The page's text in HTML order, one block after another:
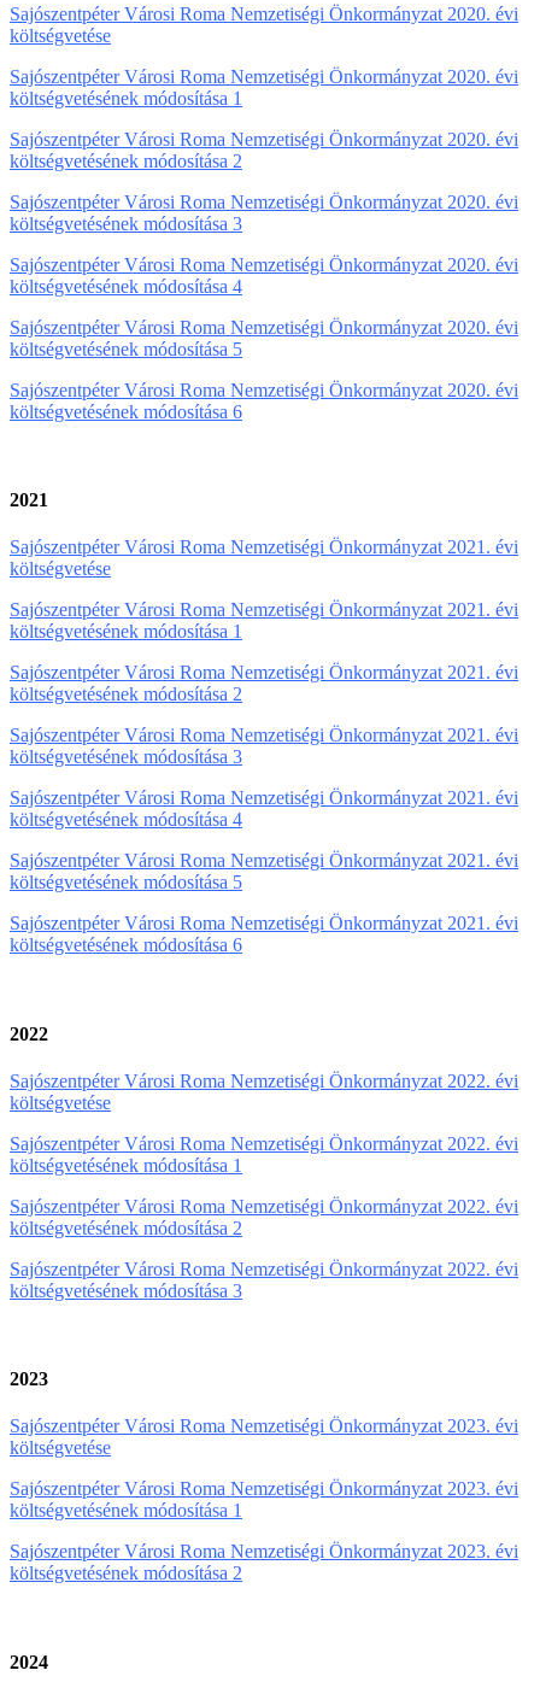
Sajószentpéter Városi Roma Nemzetiségi Önkormányzat 2020. évi
költségvetése
Sajószentpéter Városi Roma Nemzetiségi Önkormányzat 2020. évi
költségvetésének módosítása 1
Sajószentpéter Városi Roma Nemzetiségi Önkormányzat 2020. évi
költségvetésének módosítása 2
Sajószentpéter Városi Roma Nemzetiségi Önkormányzat 2020. évi
költségvetésének módosítása 3
Sajószentpéter Városi Roma Nemzetiségi Önkormányzat 2020. évi
költségvetésének módosítása 4
Sajószentpéter Városi Roma Nemzetiségi Önkormányzat 2020. évi
költségvetésének módosítása 5
Sajószentpéter Városi Roma Nemzetiségi Önkormányzat 2020. évi
költségvetésének módosítása 6
2021
Sajószentpéter Városi Roma Nemzetiségi Önkormányzat 2021. évi
költségvetése
Sajószentpéter Városi Roma Nemzetiségi Önkormányzat 2021. évi
költségvetésének módosítása 1
Sajószentpéter Városi Roma Nemzetiségi Önkormányzat 2021. évi
költségvetésének módosítása 2
Sajószentpéter Városi Roma Nemzetiségi Önkormányzat 2021. évi
költségvetésének módosítása 3
Sajószentpéter Városi Roma Nemzetiségi Önkormányzat 2021. évi
költségvetésének módosítása 4
Sajószentpéter Városi Roma Nemzetiségi Önkormányzat 2021. évi
költségvetésének módosítása 5
Sajószentpéter Városi Roma Nemzetiségi Önkormányzat 2021. évi
költségvetésének módosítása 6
2022
Sajószentpéter Városi Roma Nemzetiségi Önkormányzat 2022. évi
költségvetése
Sajószentpéter Városi Roma Nemzetiségi Önkormányzat 2022. évi
költségvetésének módosítása 1
Sajószentpéter Városi Roma Nemzetiségi Önkormányzat 2022. évi
költségvetésének módosítása 2
Sajószentpéter Városi Roma Nemzetiségi Önkormányzat 2022. évi
költségvetésének módosítása 3
2023
Sajószentpéter Városi Roma Nemzetiségi Önkormányzat 2023. évi
költségvetése
Sajószentpéter Városi Roma Nemzetiségi Önkormányzat 2023. évi
költségvetésének módosítása 1
Sajószentpéter Városi Roma Nemzetiségi Önkormányzat 2023. évi
költségvetésének módosítása 2
2024